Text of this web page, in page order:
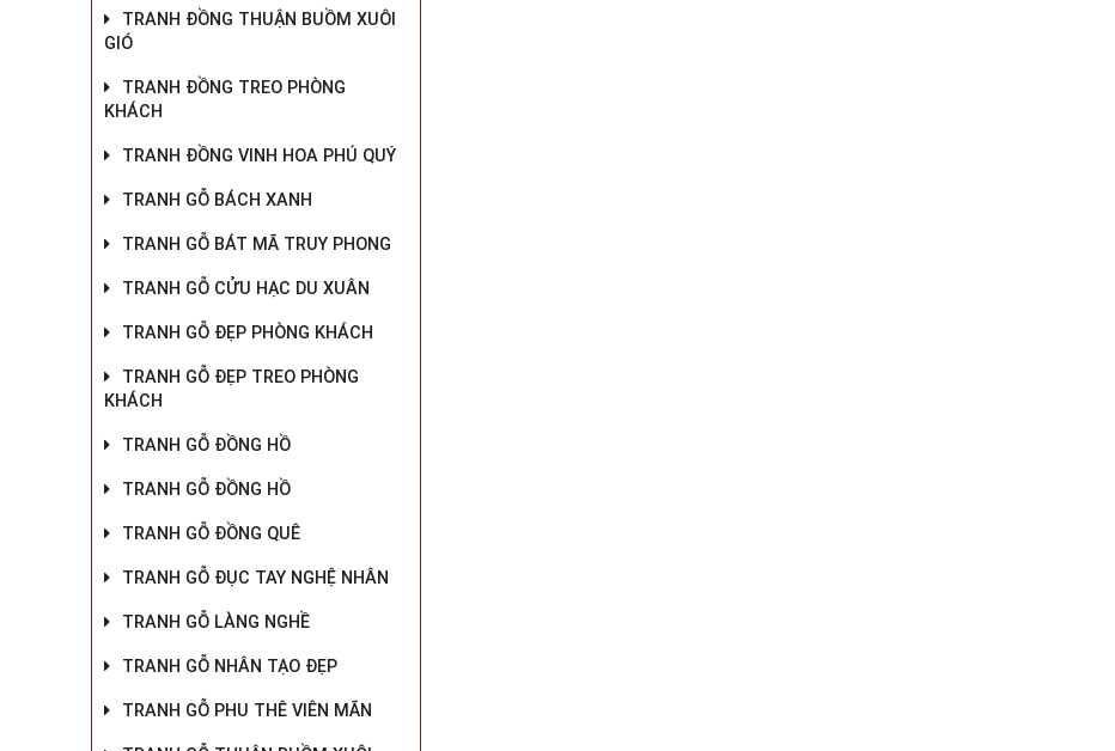
TRANH ĐỒNG THUẬN BUỒM XUÔI
GIÓ
TRANH ĐỒNG TREO PHÒNG
KHÁCH
TRANH ĐỒNG VINH HOA PHÚ QUÝ
TRANH GỖ BÁCH XANH
TRANH GỖ BÁT MÃ TRUY PHONG
TRANH GỖ CỬU HẠC DU XUÂN
TRANH GỖ ĐẸP PHÒNG KHÁCH
TRANH GỖ ĐẸP TREO PHÒNG
KHÁCH
TRANH GỖ ĐỒNG HỒ
TRANH GỖ ĐỒNG HỒ
TRANH GỖ ĐỒNG QUÊ
TRANH GỖ ĐỤC TAY NGHỆ NHÂN
TRANH GỖ LÀNG NGHỀ
TRANH GỖ NHÂN TẠO ĐẸP
TRANH GỖ PHU THÊ VIÊN MÃN